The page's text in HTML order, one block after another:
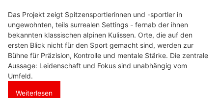
Das Projekt zeigt Spitzensportlerinnen und -sportler in
ungewohnten, teils surrealen Settings - fernab der ihnen
bekannten klassischen alpinen Kulissen. Orte, die auf den
ersten Blick nicht für den Sport gemacht sind, werden zur
Bühne für Präzision, Kontrolle und mentale Stärke. Die zentrale
Aussage: Leidenschaft und Fokus sind unabhängig vom
Umfeld.
Weiterlesen